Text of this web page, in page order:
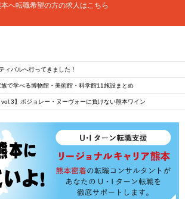
へ転職希望の方の求人はこちら
ィバルへ行ってきました！
で学べる博物館・美術館・科学館11施設まとめ
vol.3】ボジョレー・ヌーヴォーに負けない熊本ワイン